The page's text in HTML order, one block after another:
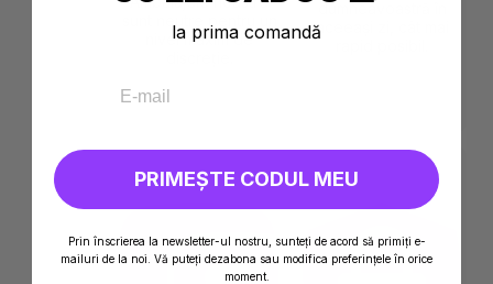
nivel maxim de
dumneavoastră în
aceeași zi, cât mai
la prima comandă
PRIMEȘTE CODUL MEU
Prin înscrierea la newsletter-ul nostru, sunteți de acord să primiți e-
mailuri de la noi. Vă puteți dezabona sau modifica preferințele în orice
moment.